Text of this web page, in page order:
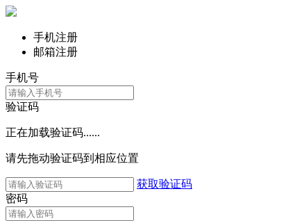
手机注册
邮箱注册
手机号
验证码
正在加载验证码......
请先拖动验证码到相应位置
获取验证码
密码